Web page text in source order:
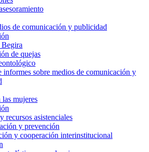
de comunicación y publicidad
de quejas
informes sobre medios de comunicación y
mujeres
recursos asistenciales
y prevención
y cooperación interinstitucional